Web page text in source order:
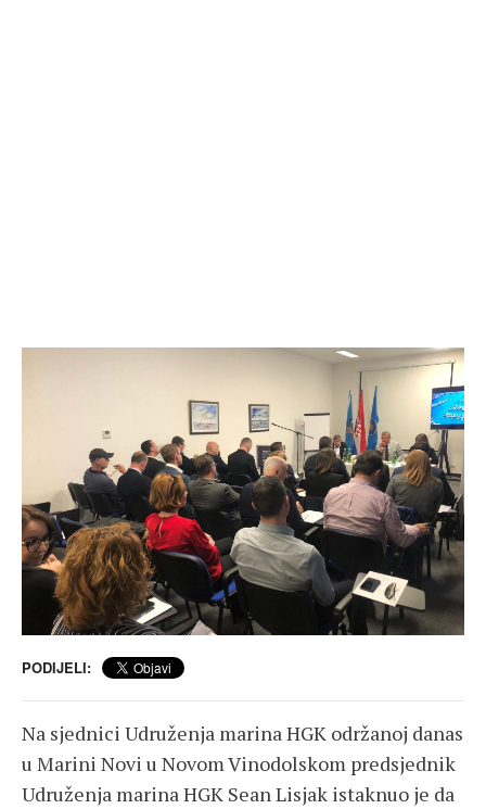
PODIJELI:
Na sjednici Udruženja marina HGK održanoj danas
u Marini Novi u Novom Vinodolskom predsjednik
Udruženja marina HGK Sean Lisjak istaknuo je da